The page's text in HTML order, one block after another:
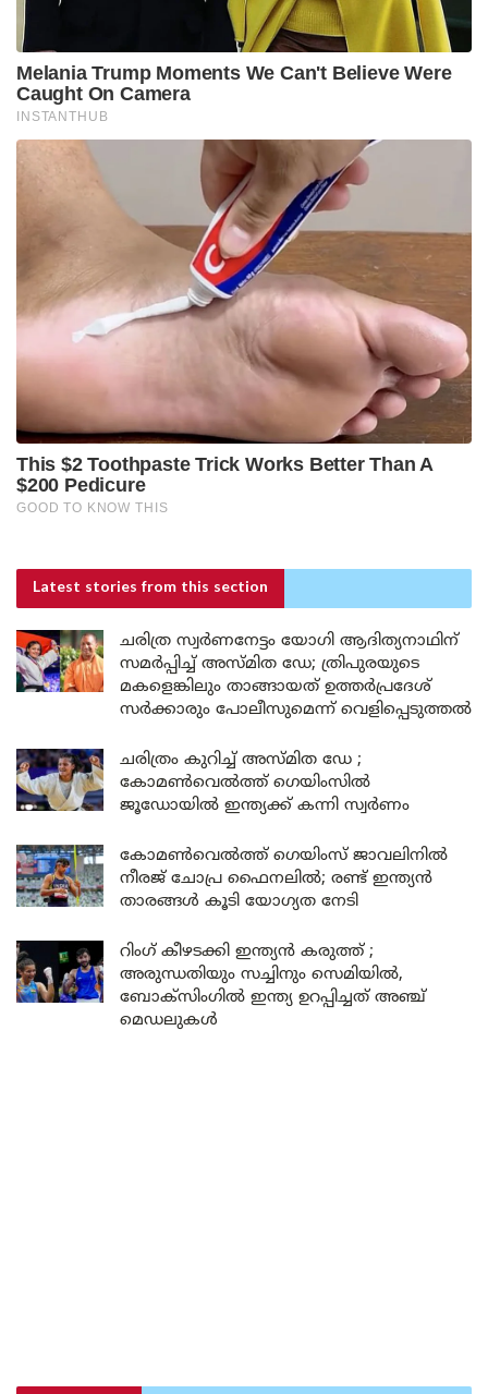
Latest stories from this section
ചരിത്ര സ്വർണനേട്ടം യോഗി ആദിത്യനാഥിന്
സമർപ്പിച്ച് അസ്മിത ഡേ; ത്രിപുരയുടെ
മകളെങ്കിലും താങ്ങായത് ഉത്തർപ്രദേശ്
സർക്കാരും പോലീസുമെന്ന് വെളിപ്പെടുത്തൽ
ചരിത്രം കുറിച്ച് അസ്മിത ഡേ ;
കോമൺവെൽത്ത് ഗെയിംസിൽ
ജൂഡോയിൽ ഇന്ത്യക്ക് കന്നി സ്വർണം
കോമൺവെൽത്ത് ഗെയിംസ് ജാവലിനിൽ
നീരജ് ചോപ്ര ഫൈനലിൽ; രണ്ട് ഇന്ത്യൻ
താരങ്ങൾ കൂടി യോഗ്യത നേടി
റിംഗ് കീഴടക്കി ഇന്ത്യൻ കരുത്ത് ;
അരുന്ധതിയും സച്ചിനും സെമിയിൽ,
ബോക്സിംഗിൽ ഇന്ത്യ ഉറപ്പിച്ചത് അഞ്ച്
മെഡലുകൾ